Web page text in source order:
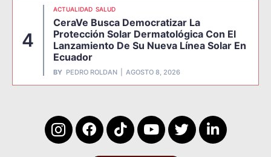
4
ACTUALIDAD SALUD
CeraVe Busca Democratizar La
Protección Solar Dermatológica Con El
Lanzamiento De Su Nueva Línea Solar En
Ecuador
BY PEDRO ROLDAN AGOSTO 8, 2026